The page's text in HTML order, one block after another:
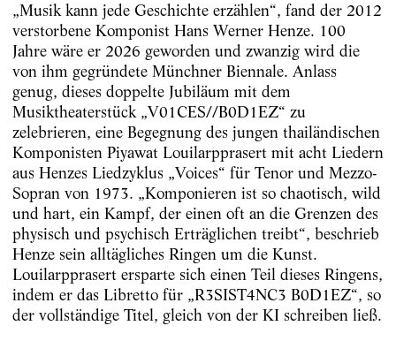
„Musik kann jede Geschichte erzählen“, fand der 2012
verstorbene Komponist Hans Werner Henze. 100
Jahre wäre er 2026 geworden und zwanzig wird die
von ihm gegründete Münchner Biennale. Anlass
genug, dieses doppelte Jubiläum mit dem
Musiktheaterstück „V01CES//B0D1EZ“ zu
zelebrieren, eine Begegnung des jungen thailändischen
Komponisten Piyawat Louilarpprasert mit acht Liedern
aus Henzes Liedzyklus „Voices“ für Tenor und Mezzo-
Sopran von 1973. „Komponieren ist so chaotisch, wild
und hart, ein Kampf, der einen oft an die Grenzen des
physisch und psychisch Erträglichen treibt“, beschrieb
Henze sein alltägliches Ringen um die Kunst.
Louilarpprasert ersparte sich einen Teil dieses Ringens,
indem er das Libretto für „R3SIST4NC3 B0D1EZ“, so
der vollständige Titel, gleich von der KI schreiben ließ.